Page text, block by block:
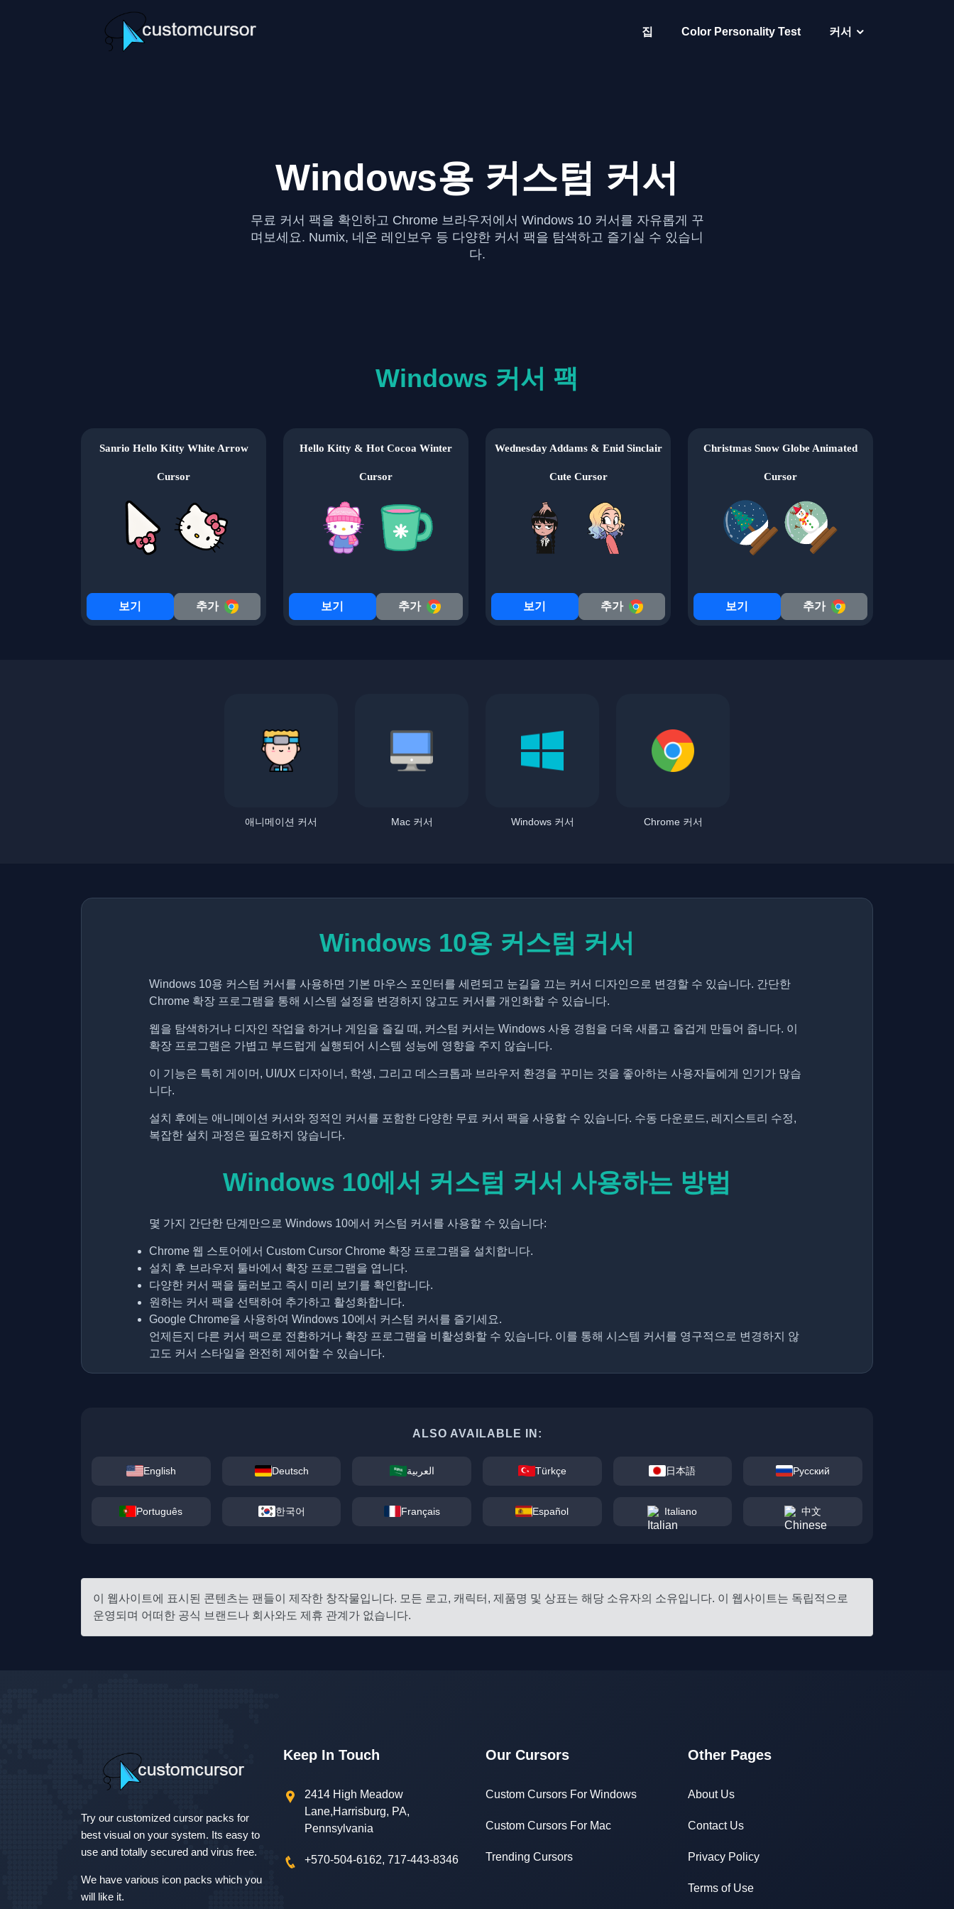
집 Color Personality Test 커서
Windows용 커스텀 커서
무료 커서 팩을 확인하고 Chrome 브라우저에서 Windows 10 커서를 자유롭게 꾸
며보세요. Numix, 네온 레인보우 등 다양한 커서 팩을 탐색하고 즐기실 수 있습니
다.
Windows 커서 팩
Sanrio Hello Kitty White Arrow
Cursor
보기 추가
Hello Kitty & Hot Cocoa Winter
Cursor
보기 추가
Wednesday Addams & Enid Sinclair
Cute Cursor
보기 추가
Christmas Snow Globe Animated
Cursor
보기 추가
애니메이션 커서 Mac 커서 Windows 커서 Chrome 커서
Windows 10용 커스텀 커서
Windows 10용 커스텀 커서를 사용하면 기본 마우스 포인터를 세련되고 눈길을 끄는 커서 디자인으로 변경할 수 있습니다. 간단한
Chrome 확장 프로그램을 통해 시스템 설정을 변경하지 않고도 커서를 개인화할 수 있습니다.
웹을 탐색하거나 디자인 작업을 하거나 게임을 즐길 때, 커스텀 커서는 Windows 사용 경험을 더욱 새롭고 즐겁게 만들어 줍니다. 이
확장 프로그램은 가볍고 부드럽게 실행되어 시스템 성능에 영향을 주지 않습니다.
이 기능은 특히 게이머, UI/UX 디자이너, 학생, 그리고 데스크톱과 브라우저 환경을 꾸미는 것을 좋아하는 사용자들에게 인기가 많습
니다.
설치 후에는 애니메이션 커서와 정적인 커서를 포함한 다양한 무료 커서 팩을 사용할 수 있습니다. 수동 다운로드, 레지스트리 수정,
복잡한 설치 과정은 필요하지 않습니다.
Windows 10에서 커스텀 커서 사용하는 방법
몇 가지 간단한 단계만으로 Windows 10에서 커스텀 커서를 사용할 수 있습니다:
Chrome 웹 스토어에서 Custom Cursor Chrome 확장 프로그램을 설치합니다.
설치 후 브라우저 툴바에서 확장 프로그램을 엽니다.
다양한 커서 팩을 둘러보고 즉시 미리 보기를 확인합니다.
원하는 커서 팩을 선택하여 추가하고 활성화합니다.
Google Chrome을 사용하여 Windows 10에서 커스텀 커서를 즐기세요.
언제든지 다른 커서 팩으로 전환하거나 확장 프로그램을 비활성화할 수 있습니다. 이를 통해 시스템 커서를 영구적으로 변경하지 않
고도 커서 스타일을 완전히 제어할 수 있습니다.
ALSO AVAILABLE IN:
English Deutsch العربية Türkçe 日本語 Русский
Português 한국어 Français Español Italiano 中文
이 웹사이트에 표시된 콘텐츠는 팬들이 제작한 창작물입니다. 모든 로고, 캐릭터, 제품명 및 상표는 해당 소유자의 소유입니다. 이 웹사이트는 독립적으로
운영되며 어떠한 공식 브랜드나 회사와도 제휴 관계가 없습니다.
Try our customized cursor packs for
best visual on your system. Its easy to
use and totally secured and virus free.
We have various icon packs which you
will like it.
Keep In Touch
2414 High Meadow
Lane,Harrisburg, PA,
Pennsylvania
+570-504-6162, 717-443-8346
Our Cursors
Custom Cursors For Windows
Custom Cursors For Mac
Trending Cursors
Other Pages
About Us
Contact Us
Privacy Policy
Terms of Use